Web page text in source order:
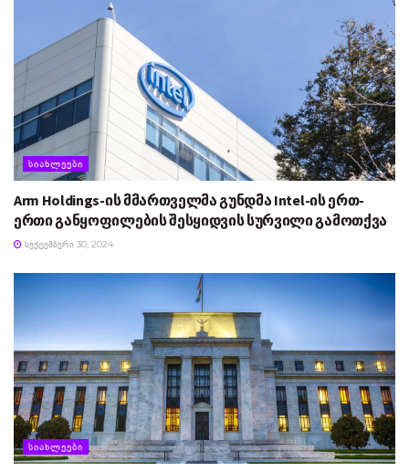
ᲡᲘᲐᲮᲚᲔᲔᲑᲘ
Arm Holdings-ის მმართველმა გუნდმა Intel-ის ერთ-
ერთი განყოფილების შესყიდვის სურვილი გამოთქვა
ᲡᲔᲥᲢᲔᲛᲑᲔᲠᲘ 30, 2024
ᲡᲘᲐᲮᲚᲔᲔᲑᲘ